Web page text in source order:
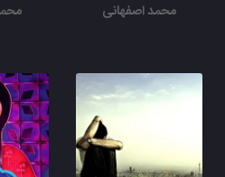
محمد اصفهانی